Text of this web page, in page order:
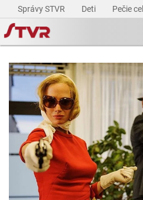
Správy STVR Deti Pečie